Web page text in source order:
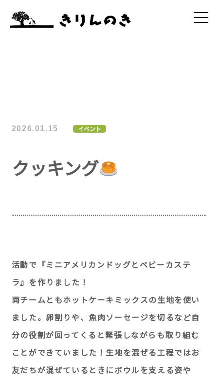
2026.01.15 イベント
クッキング
活動で『ミニアメリカンドッグとベビーカステ
ラ』を作りました！
両チームともホットケーキミックスの生地を使い
ました。卵割りや、魚肉ソーセージを切るなど自
分の役割が回ってくると緊張しながらも取り組む
ことができていました！生地を混ぜる工程ではお
友だちが混ぜているときにボウルを支える姿や